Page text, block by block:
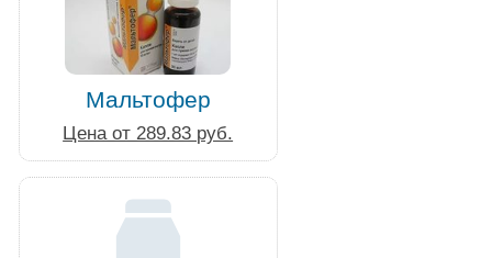
Мальтофер
Цена от 289.83 руб.